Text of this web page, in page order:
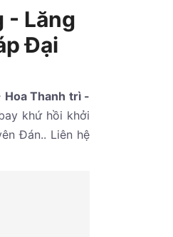
- Lăng
Đại
Hoa Thanh trì -
khứ hồi khởi
Đán.. Liên hệ